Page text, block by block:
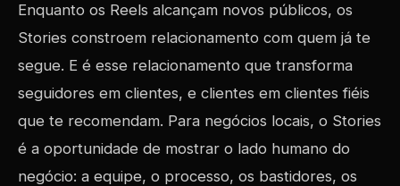
Enquanto os Reels alcançam novos públicos, os
Stories constroem relacionamento com quem já te
segue. E é esse relacionamento que transforma
seguidores em clientes, e clientes em clientes fiéis
que te recomendam. Para negócios locais, o Stories
é a oportunidade de mostrar o lado humano do
negócio: a equipe, o processo, os bastidores, os